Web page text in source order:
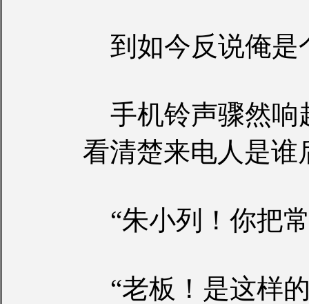
到如今反说俺
手机铃声骤然响
看清楚来电人是谁
“朱小列！你把
“老板！是这样